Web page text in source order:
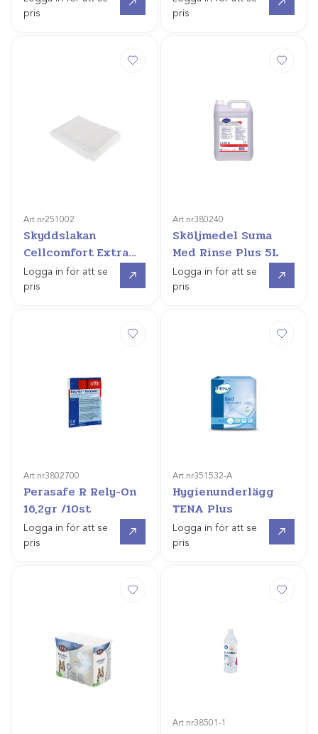
pris
pris
Art.nr251002
Skyddslakan
Cellcomfort Extra
90x240cm
Logga in för att se
pris
Art.nr380240
Sköljmedel Suma
Med Rinse Plus 5L
Logga in för att se
pris
Art.nr3802700
Perasafe R Rely-On
16,2gr /10st
Logga in för att se
pris
Art.nr351532-A
Hygienunderlägg
TENA Plus
Logga in för att se
pris
Art.nr38501-1